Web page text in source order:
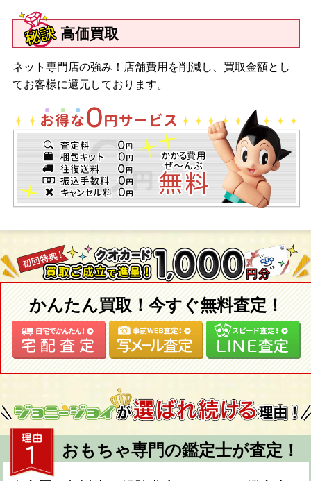
高価買取
ネット専門店の強み！店舗費用を削減し、買取金額とし
てお客様に還元しております。
かんたん買取！今すぐ無料査定！
おもちゃ専門の鑑定士が査定！